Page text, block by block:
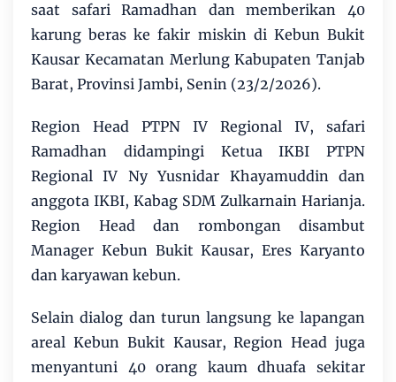
saat safari Ramadhan dan memberikan 40
karung beras ke fakir miskin di Kebun Bukit
Kausar Kecamatan Merlung Kabupaten Tanjab
Barat, Provinsi Jambi, Senin (23/2/2026).
Region Head PTPN IV Regional IV, safari
Ramadhan didampingi Ketua IKBI PTPN
Regional IV Ny Yusnidar Khayamuddin dan
anggota IKBI, Kabag SDM Zulkarnain Harianja.
Region Head dan rombongan disambut
Manager Kebun Bukit Kausar, Eres Karyanto
dan karyawan kebun.
Selain dialog dan turun langsung ke lapangan
areal Kebun Bukit Kausar, Region Head juga
menyantuni 40 orang kaum dhuafa sekitar